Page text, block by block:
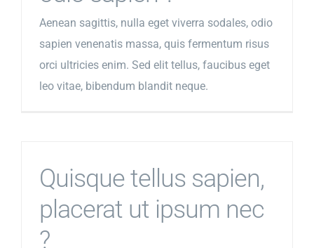
Ortodontia
Invisalign
Aenean sagittis, nulla eget viverra sodales, odio
sapien venenatis massa, quis fermentum risus
orci ultricies enim. Sed elit tellus, faucibus eget
leo vitae, bibendum blandit neque.
Quisque tellus sapien,
placerat ut ipsum nec
?